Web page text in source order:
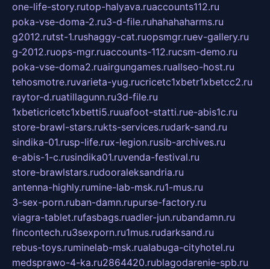
one-life-story.rutop-halyava.ruaccounts112.ru
poka-vse-doma-2.ru3-d-file.ruhahahaharms.ru
g2012.rutst-1.rushaggy-cat.ruopsmgr.ruev-gallery.ru
g-2012.ruops-mgr.ruaccounts-112.rucsm-demo.ru
poka-vse-doma2.ruairgungames.ruallseo-host.ru
tehosmotre.ruvarieta-yug.rucricetc1xbetr1xbetcc2.ru
raytor-d.ruatillagunn.ru3d-file.ru
1xbeticricetc1xbetti5.ruuafoot-statti.rue-abis1c.ru
store-brawl-stars.rukts-services.rudark-sand.ru
sindika-01.rusp-life.rux-legion.rusib-archives.ru
e-abis-1-c.rusindika01.ruvenda-festival.ru
store-brawlstars.rudooraleksandria.ru
antenna-highly.rumine-lab-msk.ru1-mus.ru
3-sex-porn.ruban-damn.rupurse-factory.ru
viagra-tablet.rufasbags.ruadler-jun.rubandamn.ru
fincontech.ru3sexporn.ru1mus.rudarksand.ru
rebus-toys.ruminelab-msk.rualabuga-cityhotel.ru
medsprawo-4-ka.ru2864420.rublagodarenie-spb.ru